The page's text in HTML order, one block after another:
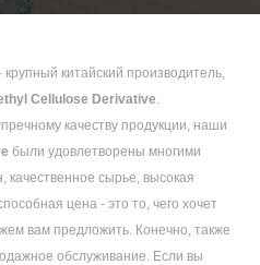
китайский производитель,
Cellulose Derivative.
качеству продукции, наши
были удовлетворены многими
качественное сырье, высокая
цена - это то, чего хочет
вам предложить. Конечно, также
обслуживание. Если вы